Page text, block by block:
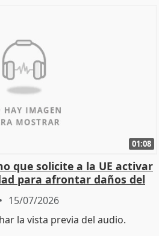
01:08
que solicite a la UE activar
para afrontar daños del
15/07/2026